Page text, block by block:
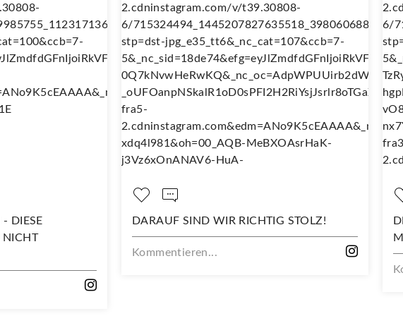
DARAUF SIND WIR RICHTIG STOLZ!
Kommentieren...
DEIN
MIT